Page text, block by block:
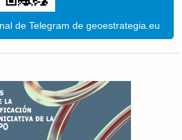
de Telegram de geoestrategia.eu